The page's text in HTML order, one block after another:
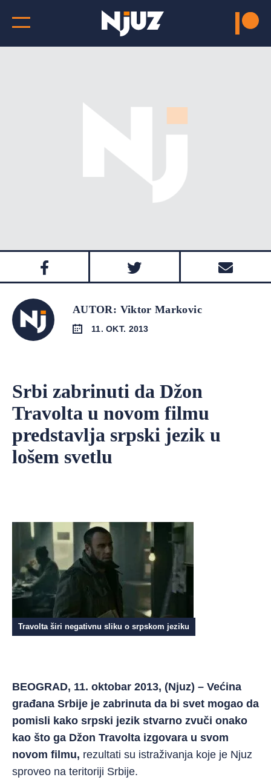
AUTOR: Viktor Markovic
11. OKT. 2013
Srbi zabrinuti da Džon
Travolta u novom filmu
predstavlja srpski jezik u
lošem svetlu
Travolta širi negativnu sliku o srpskom jeziku
BEOGRAD, 11. oktobar 2013, (Njuz) – Većina
građana Srbije je zabrinuta da bi svet mogao da
pomisli kako srpski jezik stvarno zvuči onako
kao što ga Džon Travolta izgovara u svom
novom filmu, rezultati su istraživanja koje je Njuz
sproveo na teritoriji Srbije.